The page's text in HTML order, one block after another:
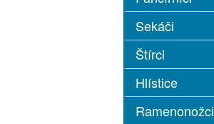
Sekáči
Štírci
Hlístice
Ramenonožci